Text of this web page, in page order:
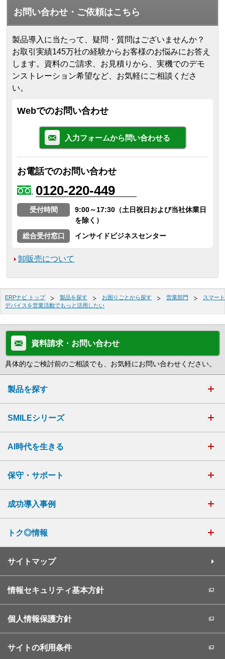
お問い合わせ・ご依頼はこちら
製品導入に当たって、疑問・質問はございませんか？
お取引実績145万社の経験からお客様のお悩みにお答え
します。 資料のご請求、お見積りから、実機でのデモ
ンストレーション希望など、お気軽にご相談くださ
い。
Webでのお問い合わせ
入力フォームから問い合わせる
お電話でのお問い合わせ
0120-220-449
受付時間
9:00～17:30（土日祝日および当社休業日
を除く）
総合受付窓口
インサイドビジネスセンター
卸販売について
ERPナビ トップ 製品を探す お困りごとから探す 営業部門
スマート
デバイスを営業活動でもっと活用したい
資料請求・お問い合わせ
具体的なご検討前のご相談でも、お気軽にお問い合わせください。
製品を探す
SMILEシリーズ
AI時代を生きる
保守・サポート
成功導入事例
トク◎情報
サイトマップ
情報セキュリティ基本方針
個人情報保護方針
サイトの利用条件